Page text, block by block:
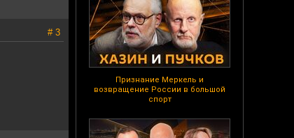
Признание Меркель и
возвращение России в большой
спорт
# 3